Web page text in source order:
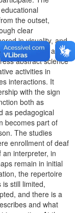
the outset,
clear
in visuality, and
videos, and
abstract science
activities in
interactions. It
with the sign
both as
as pedagogical
becomes part of
The studies
enrollment of deaf
interpreter, in
remain in initial
the repertoire
still limited,
and there is a
and what